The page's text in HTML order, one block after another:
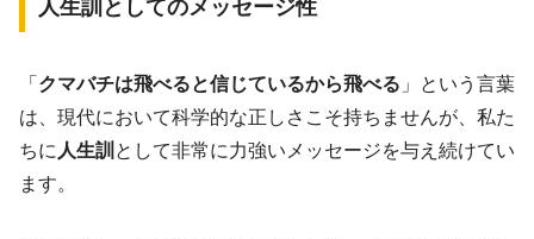
人生訓としてのメッセージ性
「 クマバチは飛べると信じているから飛べる 」という言葉
は、現代において科学的な正しさこそ持ちませんが、私た
ちに 人生訓 として非常に力強いメッセージを与え続けてい
ます。